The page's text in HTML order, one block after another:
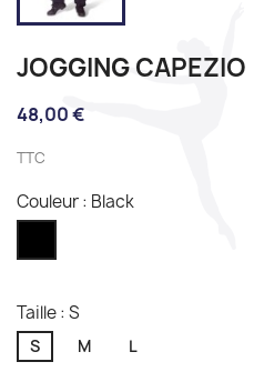
JOGGING CAPEZIO
48,00 €
TTC
Couleur : Black
Taille : S
S M L